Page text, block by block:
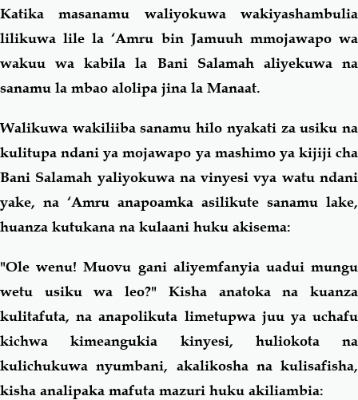
Katika masanamu waliyokuwa wakiyashambulia
lilikuwa lile la ‘Amru bin Jamuuh mmojawapo wa
wakuu wa kabila la Bani Salamah aliyekuwa na
sanamu la mbao alolipa jina la Manaat.
Walikuwa wakiliiba sanamu hilo nyakati za usiku na
kulitupa ndani ya mojawapo ya mashimo ya kijiji cha
Bani Salamah yaliyokuwa na vinyesi vya watu ndani
yake, na ‘Amru anapoamka asilikute sanamu lake,
huanza kutukana na kulaani huku akisema:
"Ole wenu! Muovu gani aliyemfanyia uadui mungu
wetu usiku wa leo?" Kisha anatoka na kuanza
kulitafuta, na anapolikuta limetupwa juu ya uchafu
kichwa kimeangukia kinyesi, huliokota na
kulichukuwa nyumbani, akalikosha na kulisafisha,
kisha analipaka mafuta mazuri huku akiliambia: